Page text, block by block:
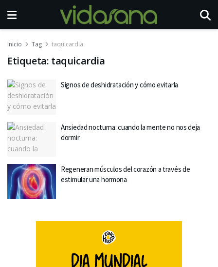
Inicio Tag taquicardia
Etiqueta: taquicardia
Signos de deshidratación y cómo evitarla
Ansiedad nocturna: cuando la mente no nos deja
dormir
Regeneran músculos del corazón a través de
estimular una hormona